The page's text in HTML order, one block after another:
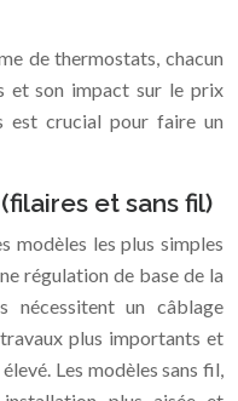
de thermostats, chacun
et son impact sur le prix
est crucial pour faire un
et sans fil)
modèles les plus simples
régulation de base de la
nécessitent un câblage
plus importants et
Les modèles sans fil,